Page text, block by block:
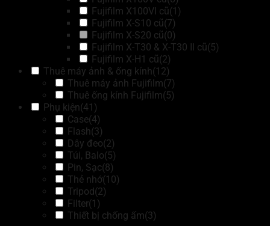
Fujifilm X100VI cũ(1)
Fujifilm X-S10 cũ(7)
Fujifilm X-S20 cũ(0)
Fujifilm X-T30 & X-T30 II cũ(5)
Fujifilm X-H1 cũ(2)
Thuê máy ảnh & ống kính(12)
Thuê máy ảnh Fujifilm(7)
Thuê ống kính Fujifilm(5)
Phụ kiện(41)
Case(4)
Flash(3)
Dây đeo(2)
Túi, Balo(5)
Pin, Sạc(8)
Thẻ nhớ(10)
Tripod(2)
Filter(1)
Thiết bị chống ấm(3)